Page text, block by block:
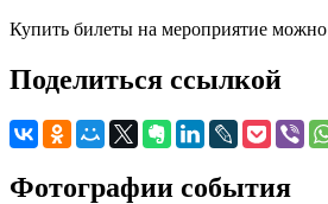
Купить билеты на мероприятие можно
Поделиться ссылкой
Фотографии события